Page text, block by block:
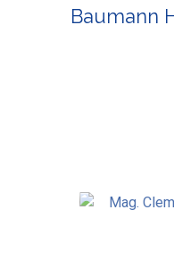
Baumann